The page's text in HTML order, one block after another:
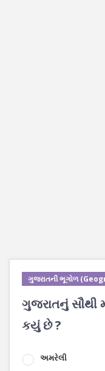
ગુજરાતની ભૂગોળ
ગુજરાતનું સૌથી
કયું છે ?
અમરેલી